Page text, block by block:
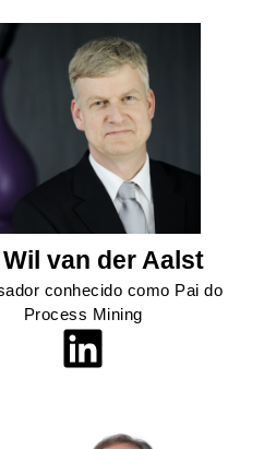
Wil van der Aalst
conhecido como Pai do
Process Mining